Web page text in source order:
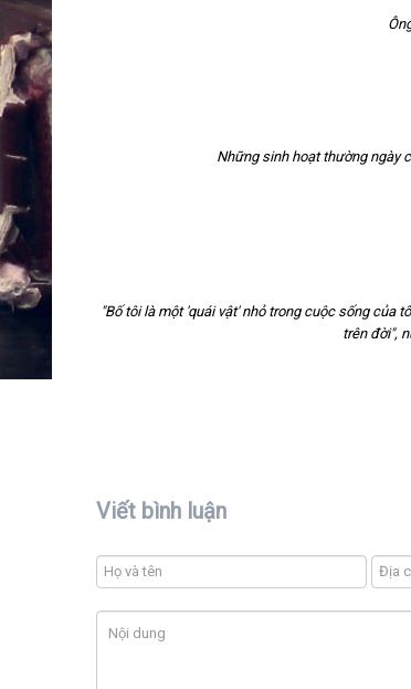
Những sinh hoạt thường ngày
"Bố tôi là một 'quái vật' nhỏ trong cuộc sống của
trên đời",
Viết bình luận